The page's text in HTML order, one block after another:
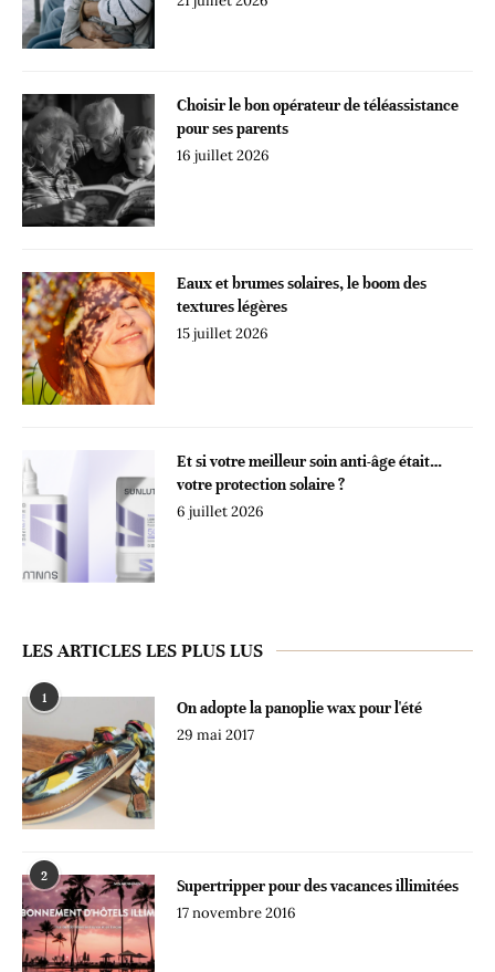
Choisir le bon opérateur de téléassistance
pour ses parents
16 juillet 2026
Eaux et brumes solaires, le boom des
textures légères
15 juillet 2026
Et si votre meilleur soin anti-âge était…
votre protection solaire ?
6 juillet 2026
LES ARTICLES LES PLUS LUS
1
On adopte la panoplie wax pour l'été
29 mai 2017
2
Supertripper pour des vacances illimitées
17 novembre 2016